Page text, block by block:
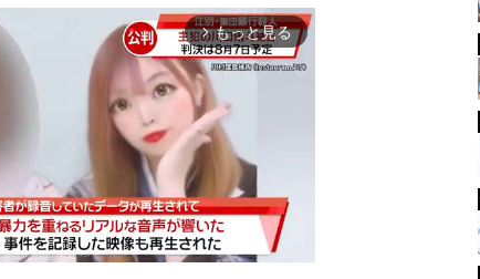
arrow_forward_ios もっと見る